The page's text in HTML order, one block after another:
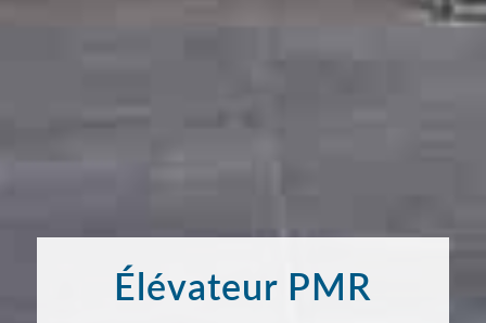
Élévateur PMR